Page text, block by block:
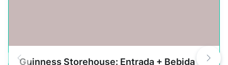
Guinness Storehouse: Entrada + Bebida